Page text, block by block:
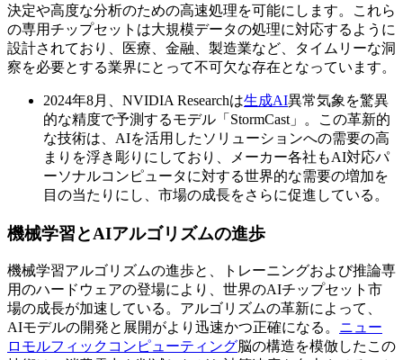
決定や高度な分析のための高速処理を可能にします。これら
の専用チップセットは大規模データの処理に対応するように
設計されており、医療、金融、製造業など、タイムリーな洞
察を必要とする業界にとって不可欠な存在となっています。
2024年8月、NVIDIA Researchは生成AI異常気象を驚異
的な精度で予測するモデル「StormCast」。この革新的
な技術は、AIを活用したソリューションへの需要の高
まりを浮き彫りにしており、メーカー各社もAI対応パ
ーソナルコンピュータに対する世界的な需要の増加を
目の当たりにし、市場の成長をさらに促進している。
機械学習とAIアルゴリズムの進歩
機械学習アルゴリズムの進歩と、トレーニングおよび推論専
用のハードウェアの登場により、世界のAIチップセット市
場の成長が加速している。アルゴリズムの革新によって、
AIモデルの開発と展開がより迅速かつ正確になる。 ニュー
ロモルフィックコンピューティング脳の構造を模倣したこの